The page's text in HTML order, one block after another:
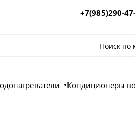
+7(985)290-
Поиск по
Кондиционеры